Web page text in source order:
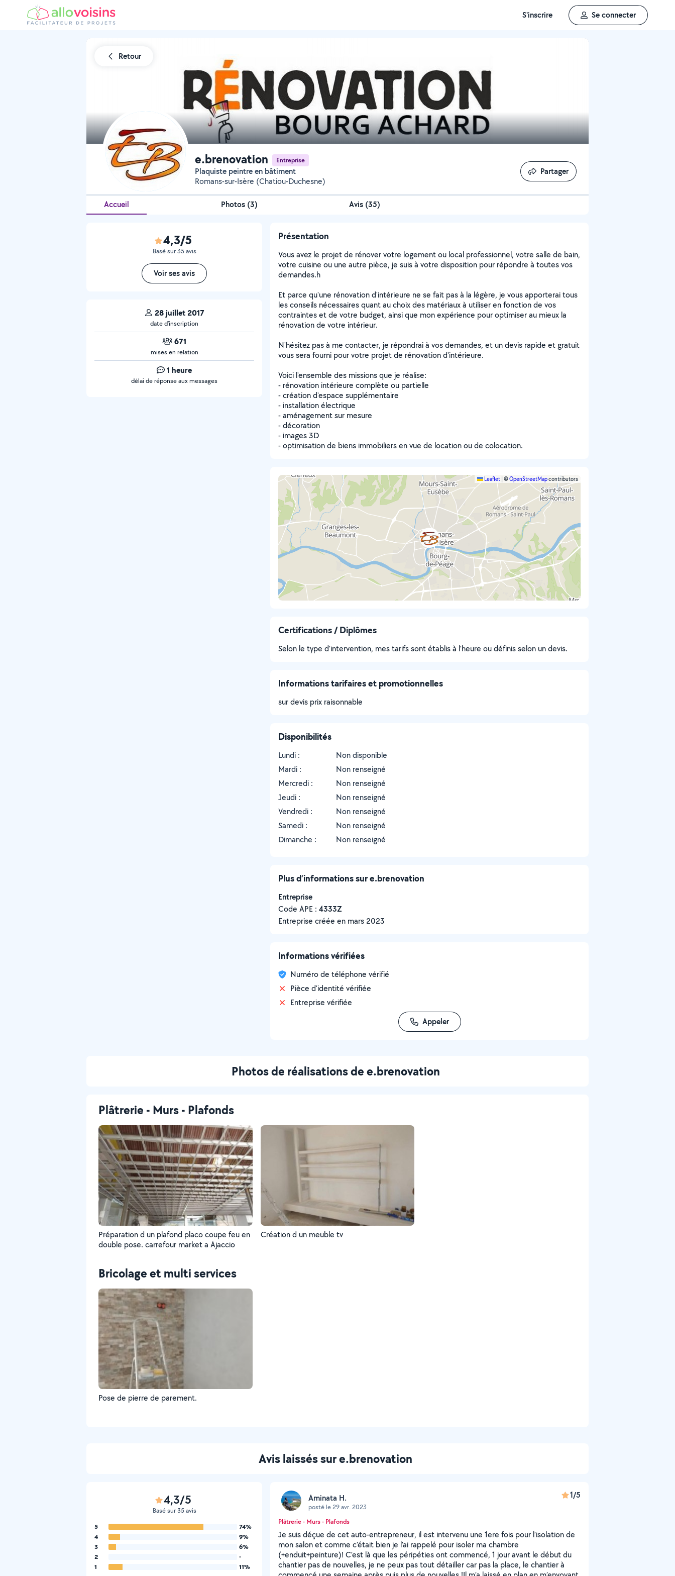
S'inscrire Se connecter
Retour
e.brenovation Entreprise
Plaquiste peintre en bâtiment
Romans-sur-Isère (Chatiou-Duchesne)
Partager
Partager
Accueil Photos (3) Avis (35)
4,3/5
Basé sur 35 avis
Voir ses avis
28 juillet 2017
date d’inscription
671
mises en relation
1 heure
délai de réponse aux messages
Présentation
Vous avez le projet de rénover votre logement ou local professionnel, votre salle de bain,
votre cuisine ou une autre pièce, je suis à votre disposition pour répondre à toutes vos
demandes.h
Et parce qu'une rénovation d'intérieure ne se fait pas à la légère, je vous apporterai tous
les conseils nécessaires quant au choix des matériaux à utiliser en fonction de vos
contraintes et de votre budget, ainsi que mon expérience pour optimiser au mieux la
rénovation de votre intérieur.
N'hésitez pas à me contacter, je répondrai à vos demandes, et un devis rapide et gratuit
vous sera fourni pour votre projet de rénovation d'intérieure.
Voici l'ensemble des missions que je réalise:
- rénovation intérieure complète ou partielle
- création d'espace supplémentaire
- installation électrique
- aménagement sur mesure
- décoration
- images 3D
- optimisation de biens immobiliers en vue de location ou de colocation.
Leaflet ©OpenStreetMapcontributors
Certifications / Diplômes
Selon le type d’intervention, mes tarifs sont établis à l’heure ou définis selon un devis.
Informations tarifaires et promotionnelles
sur devis prix raisonnable
Disponibilités
Lundi :
Non disponible
Mardi :
Non renseigné
Mercredi :
Non renseigné
Jeudi :
Non renseigné
Vendredi :
Non renseigné
Samedi :
Non renseigné
Dimanche :
Non renseigné
Plus d’informations sur e.brenovation
Entreprise
Code APE : 4333Z
Entreprise créée en mars 2023
Informations vérifiées
Numéro de téléphone vérifié
Pièce d'identité vérifiée
Entreprise vérifiée
Appeler
Photos de réalisations de e.brenovation
Plâtrerie - Murs - Plafonds
Préparation d un plafond placo coupe feu en
double pose. carrefour market a Ajaccio
Création d un meuble tv
Bricolage et multi services
Pose de pierre de parement.
Avis laissés sur e.brenovation
4,3/5
Basé sur 35 avis
5
74%
4
9%
3
6%
2
-
1
11%
Aminata H.
posté le 29 avr. 2023
1/5
Plâtrerie - Murs - Plafonds
Je suis déçue de cet auto-entrepreneur, il est intervenu une 1ere fois pour l’isolation de
mon salon et comme c’était bien je l’ai rappelé pour isoler ma chambre
(+enduit+peinture)! C’est là que les péripéties ont commencé, 1 jour avant le début du
chantier pas de nouvelles, je ne peux pas tout détailler car pas la place, le chantier à